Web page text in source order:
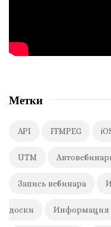
Метки
API FFMPEG
UTM
Запись вебинара
доски Информация